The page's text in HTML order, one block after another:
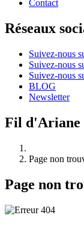
Contact
Réseaux
Suivez-nous
Suivez-nous
Suivez-nous
BLOG
Newsletter
Fil d'Ariane
Page non
Page non